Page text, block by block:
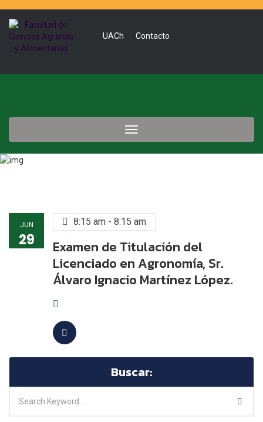
UACh Contacto
Toggle
navigation
JUN
29
8:15 am - 8:15 am
Examen de Titulación del
Licenciado en Agronomía, Sr.
Álvaro Ignacio Martínez López.
Buscar: